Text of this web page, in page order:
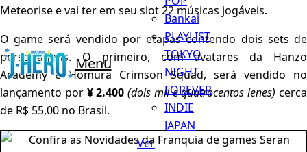
Menu
Bankai
PLAYLIST
TOKYO
NIGHT
FOREVER
INDIE
JAPAN
Ver
Meteorise e vai ter em seu slot 22 músicas jogáveis.
O game será vendido por etapas contendo dois sets de
personagens. O primeiro, com avatares da Hanzo
Academy e Homura Crimson Squad, será vendido no
lançamento por ¥ 2.400(dois mil e quatrocentos ienes) cerca
de R$ 55,00 no Brasil.